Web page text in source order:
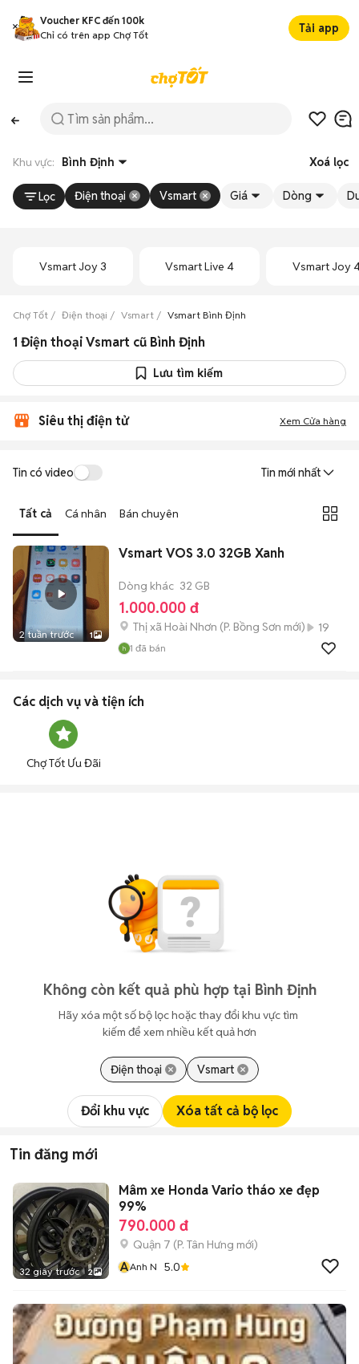
Voucher KFC đến 100k
Chỉ có trên app Chợ Tốt
Tải app
Khu vực: Bình Định Xoá lọc
Lọc Điện thoại Vsmart Giá Dòng
Vsmart Joy 3 Vsmart Live 4 Vsmart Joy
Chợ Tốt Điện thoại Vsmart Vsmart Bình Định
1 Điện thoại Vsmart cũ Bình Định
Lưu tìm kiếm
Siêu thị điện tử Xem Cửa hàng
Tin có video Tin mới nhất
Tất cả Cá nhân Bán chuyên
2 tuần trước 1
Vsmart VOS 3.0 32GB Xanh
Dòng khác 32 GB
1.000.000 đ
Thị xã Hoài Nhơn (P. Bồng Sơn mới) 19
1 đã bán
Các dịch vụ và tiện ích
Chợ Tốt Ưu Đãi
Không còn kết quả phù hợp tại Bình Định
Hãy xóa một số bộ lọc hoặc thay đổi khu vực tìm
kiếm để xem nhiều kết quả hơn
Điện thoại Vsmart
Đổi khu vực Xóa tất cả bộ lọc
Tin đăng mới
32 giây trước 2
Mâm xe Honda Vario tháo xe đẹp
99%
790.000 đ
Quận 7 (P. Tân Hưng mới)
AAnh N 5.0